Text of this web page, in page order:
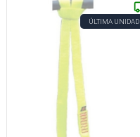
ÚLTIMA UNIDAD